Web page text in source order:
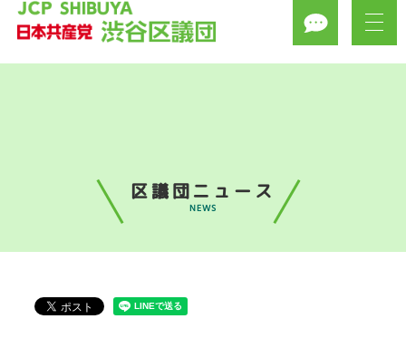
区議団ニュース
NEWS